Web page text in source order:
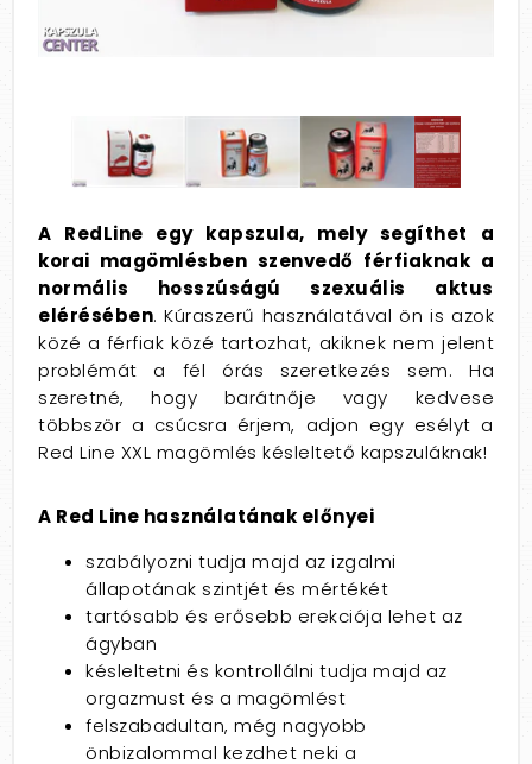
A RedLine egy kapszula, mely segíthet a
korai magömlésben szenvedő férfiaknak a
normális hosszúságú szexuális aktus
elérésében. Kúraszerű használatával ön is azok
közé a férfiak közé tartozhat, akiknek nem jelent
problémát a fél órás szeretkezés sem. Ha
szeretné, hogy barátnője vagy kedvese
többször a csúcsra érjem, adjon egy esélyt a
Red Line XXL magömlés késleltető kapszuláknak!
A Red Line használatának előnyei
szabályozni tudja majd az izgalmi
állapotának szintjét és mértékét
tartósabb és erősebb erekciója lehet az
ágyban
késleltetni és kontrollálni tudja majd az
orgazmust és a magömlést
felszabadultan, még nagyobb
önbizalommal kezdhet neki a